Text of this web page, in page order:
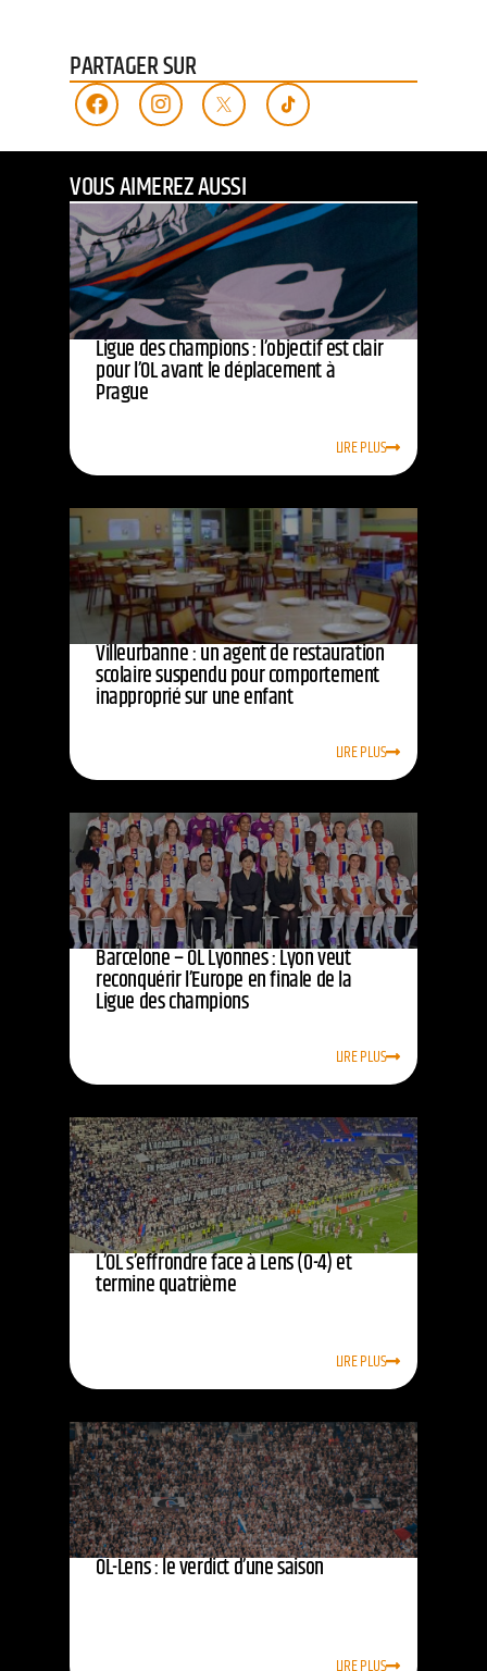
PARTAGER SUR
VOUS AIMEREZ AUSSI
Ligue des champions : l’objectif est clair
pour l’OL avant le déplacement à
Prague
LIRE PLUS
Villeurbanne : un agent de restauration
scolaire suspendu pour comportement
inapproprié sur une enfant
LIRE PLUS
Barcelone – OL Lyonnes : Lyon veut
reconquérir l’Europe en finale de la
Ligue des champions
LIRE PLUS
L’OL s’effrondre face à Lens (0-4) et
termine quatrième
LIRE PLUS
OL-Lens : le verdict d’une saison